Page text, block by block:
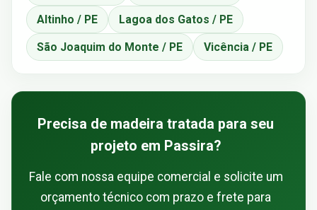
Altinho / PE Lagoa dos Gatos / PE
São Joaquim do Monte / PE Vicência / PE
Precisa de madeira tratada para seu
projeto em Passira?
Fale com nossa equipe comercial e solicite um
orçamento técnico com prazo e frete para